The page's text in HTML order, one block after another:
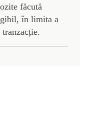
făcută
în limita a